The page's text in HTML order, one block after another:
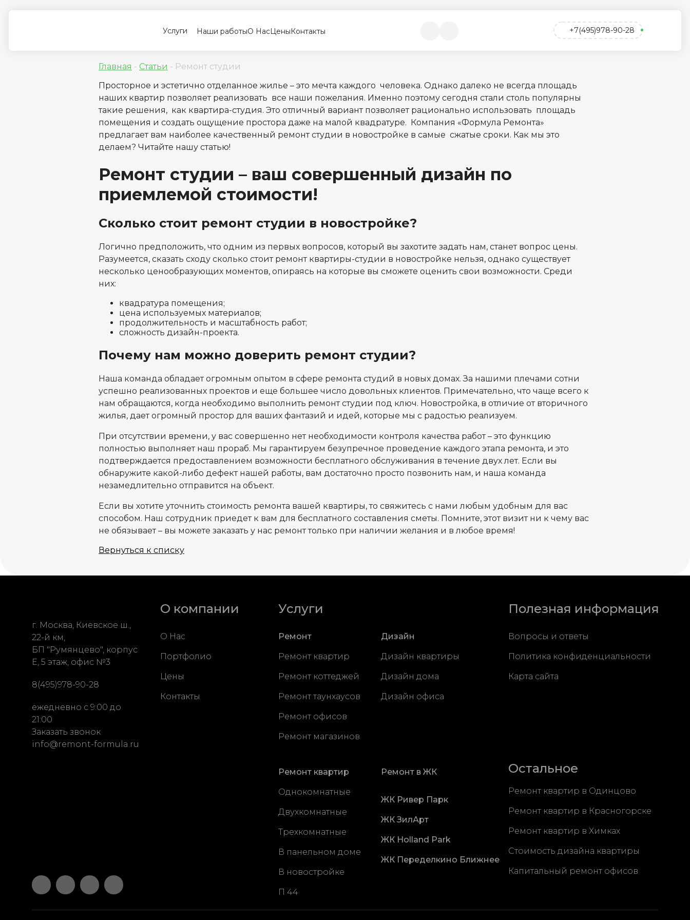
Услуги Наши работыО НасЦеныКонтакты +7(495)978-90-28
Главная - Статьи - Ремонт студии
Просторное и эстетично отделанное жилье – это мечта каждого человека. Однако далеко не всегда площадь
наших квартир позволяет реализовать все наши пожелания. Именно поэтому сегодня стали столь популярны
такие решения, как квартира-студия. Это отличный вариант позволяет рационально использовать площадь
помещения и создать ощущение простора даже на малой квадратуре. Компания «Формула Ремонта»
предлагает вам наиболее качественный ремонт студии в новостройке в самые сжатые сроки. Как мы это
делаем? Читайте нашу статью!
Ремонт студии – ваш совершенный дизайн по
приемлемой стоимости!
Сколько стоит ремонт студии в новостройке?
Логично предположить, что одним из первых вопросов, который вы захотите задать нам, станет вопрос цены.
Разумеется, сказать сходу сколько стоит ремонт квартиры-студии в новостройке нельзя, однако существует
несколько ценообразующих моментов, опираясь на которые вы сможете оценить свои возможности. Среди
них:
квадратура помещения;
цена используемых материалов;
продолжительность и масштабность работ;
сложность дизайн-проекта.
Почему нам можно доверить ремонт студии?
Наша команда обладает огромным опытом в сфере ремонта студий в новых домах. За нашими плечами сотни
успешно реализованных проектов и еще большее число довольных клиентов. Примечательно, что чаще всего к
нам обращаются, когда необходимо выполнить ремонт студии под ключ. Новостройка, в отличие от вторичного
жилья, дает огромный простор для ваших фантазий и идей, которые мы с радостью реализуем.
При отсутствии времени, у вас совершенно нет необходимости контроля качества работ – это функцию
полностью выполняет наш прораб. Мы гарантируем безупречное проведение каждого этапа ремонта, и это
подтверждается предоставлением возможности бесплатного обслуживания в течение двух лет. Если вы
обнаружите какой-либо дефект нашей работы, вам достаточно просто позвонить нам, и наша команда
незамедлительно отправится на объект.
Если вы хотите уточнить стоимость ремонта вашей квартиры, то свяжитесь с нами любым удобным для вас
способом. Наш сотрудник приедет к вам для бесплатного составления сметы. Помните, этот визит ни к чему вас
не обязывает – вы можете заказать у нас ремонт только при наличии желания и в любое время!
Вернуться к списку
г. Москва, Киевское ш.,
22-й км,
БП "Румянцево", корпус
Е, 5 этаж, офис №3
8(495)978-90-28
ежедневно с 9:00 до
21:00
Заказать звонок
info@remont-formula.ru
О компании
О Нас
Портфолио
Цены
Контакты
Услуги
Ремонт
Ремонт квартир
Ремонт коттеджей
Ремонт таунхаусов
Ремонт офисов
Ремонт магазинов
Дизайн
Дизайн квартиры
Дизайн дома
Дизайн офиса
Ремонт квартир
Однокомнатные
Двухкомнатные
Трехкомнатные
В панельном доме
В новостройке
П 44
Ремонт в ЖК
ЖК Ривер Парк
ЖК ЗилАрт
ЖК Holland Park
ЖК Переделкино Ближнее
Полезная информация
Вопросы и ответы
Политика конфиденциальности
Карта сайта
Остальное
Ремонт квартир в Одинцово
Ремонт квартир в Красногорске
Ремонт квартир в Химках
Стоимость дизайна квартиры
Капитальный ремонт офисов